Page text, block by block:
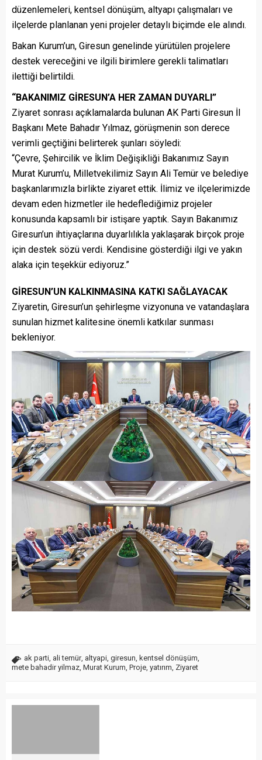
düzenlemeleri, kentsel dönüşüm, altyapı çalışmaları ve
ilçelerde planlanan yeni projeler detaylı biçimde ele alındı.
Bakan Kurum’un, Giresun genelinde yürütülen projelere
destek vereceğini ve ilgili birimlere gerekli talimatları
ilettiği belirtildi.
“BAKANIMIZ GİRESUN’A HER ZAMAN DUYARLI”
Ziyaret sonrası açıklamalarda bulunan AK Parti Giresun İl
Başkanı Mete Bahadır Yılmaz, görüşmenin son derece
verimli geçtiğini belirterek şunları söyledi:
“Çevre, Şehircilik ve İklim Değişikliği Bakanımız Sayın
Murat Kurum’u, Milletvekilimiz Sayın Ali Temür ve belediye
başkanlarımızla birlikte ziyaret ettik. İlimiz ve ilçelerimizde
devam eden hizmetler ile hedeflediğimiz projeler
konusunda kapsamlı bir istişare yaptık. Sayın Bakanımız
Giresun’un ihtiyaçlarına duyarlılıkla yaklaşarak birçok proje
için destek sözü verdi. Kendisine gösterdiği ilgi ve yakın
alaka için teşekkür ediyoruz.”
GİRESUN’UN KALKINMASINA KATKI SAĞLAYACAK
Ziyaretin, Giresun’un şehirleşme vizyonuna ve vatandaşlara
sunulan hizmet kalitesine önemli katkılar sunması
bekleniyor.
ak parti ali temür, altyapi giresun kentsel dönüşüm
mete bahadir yilmaz Murat Kurum Proje yatırım Ziyaret